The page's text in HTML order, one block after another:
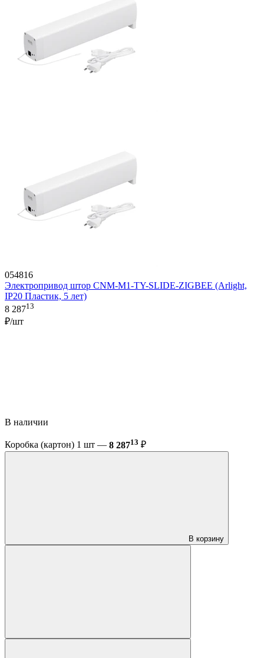
054816
Электропривод штор CNM-M1-TY-SLIDE-ZIGBEE (Arlight,
IP20 Пластик, 5 лет)
8 28713
₽/шт
В наличии
Коробка (картон) 1 шт — 8 28713 ₽
В корзину